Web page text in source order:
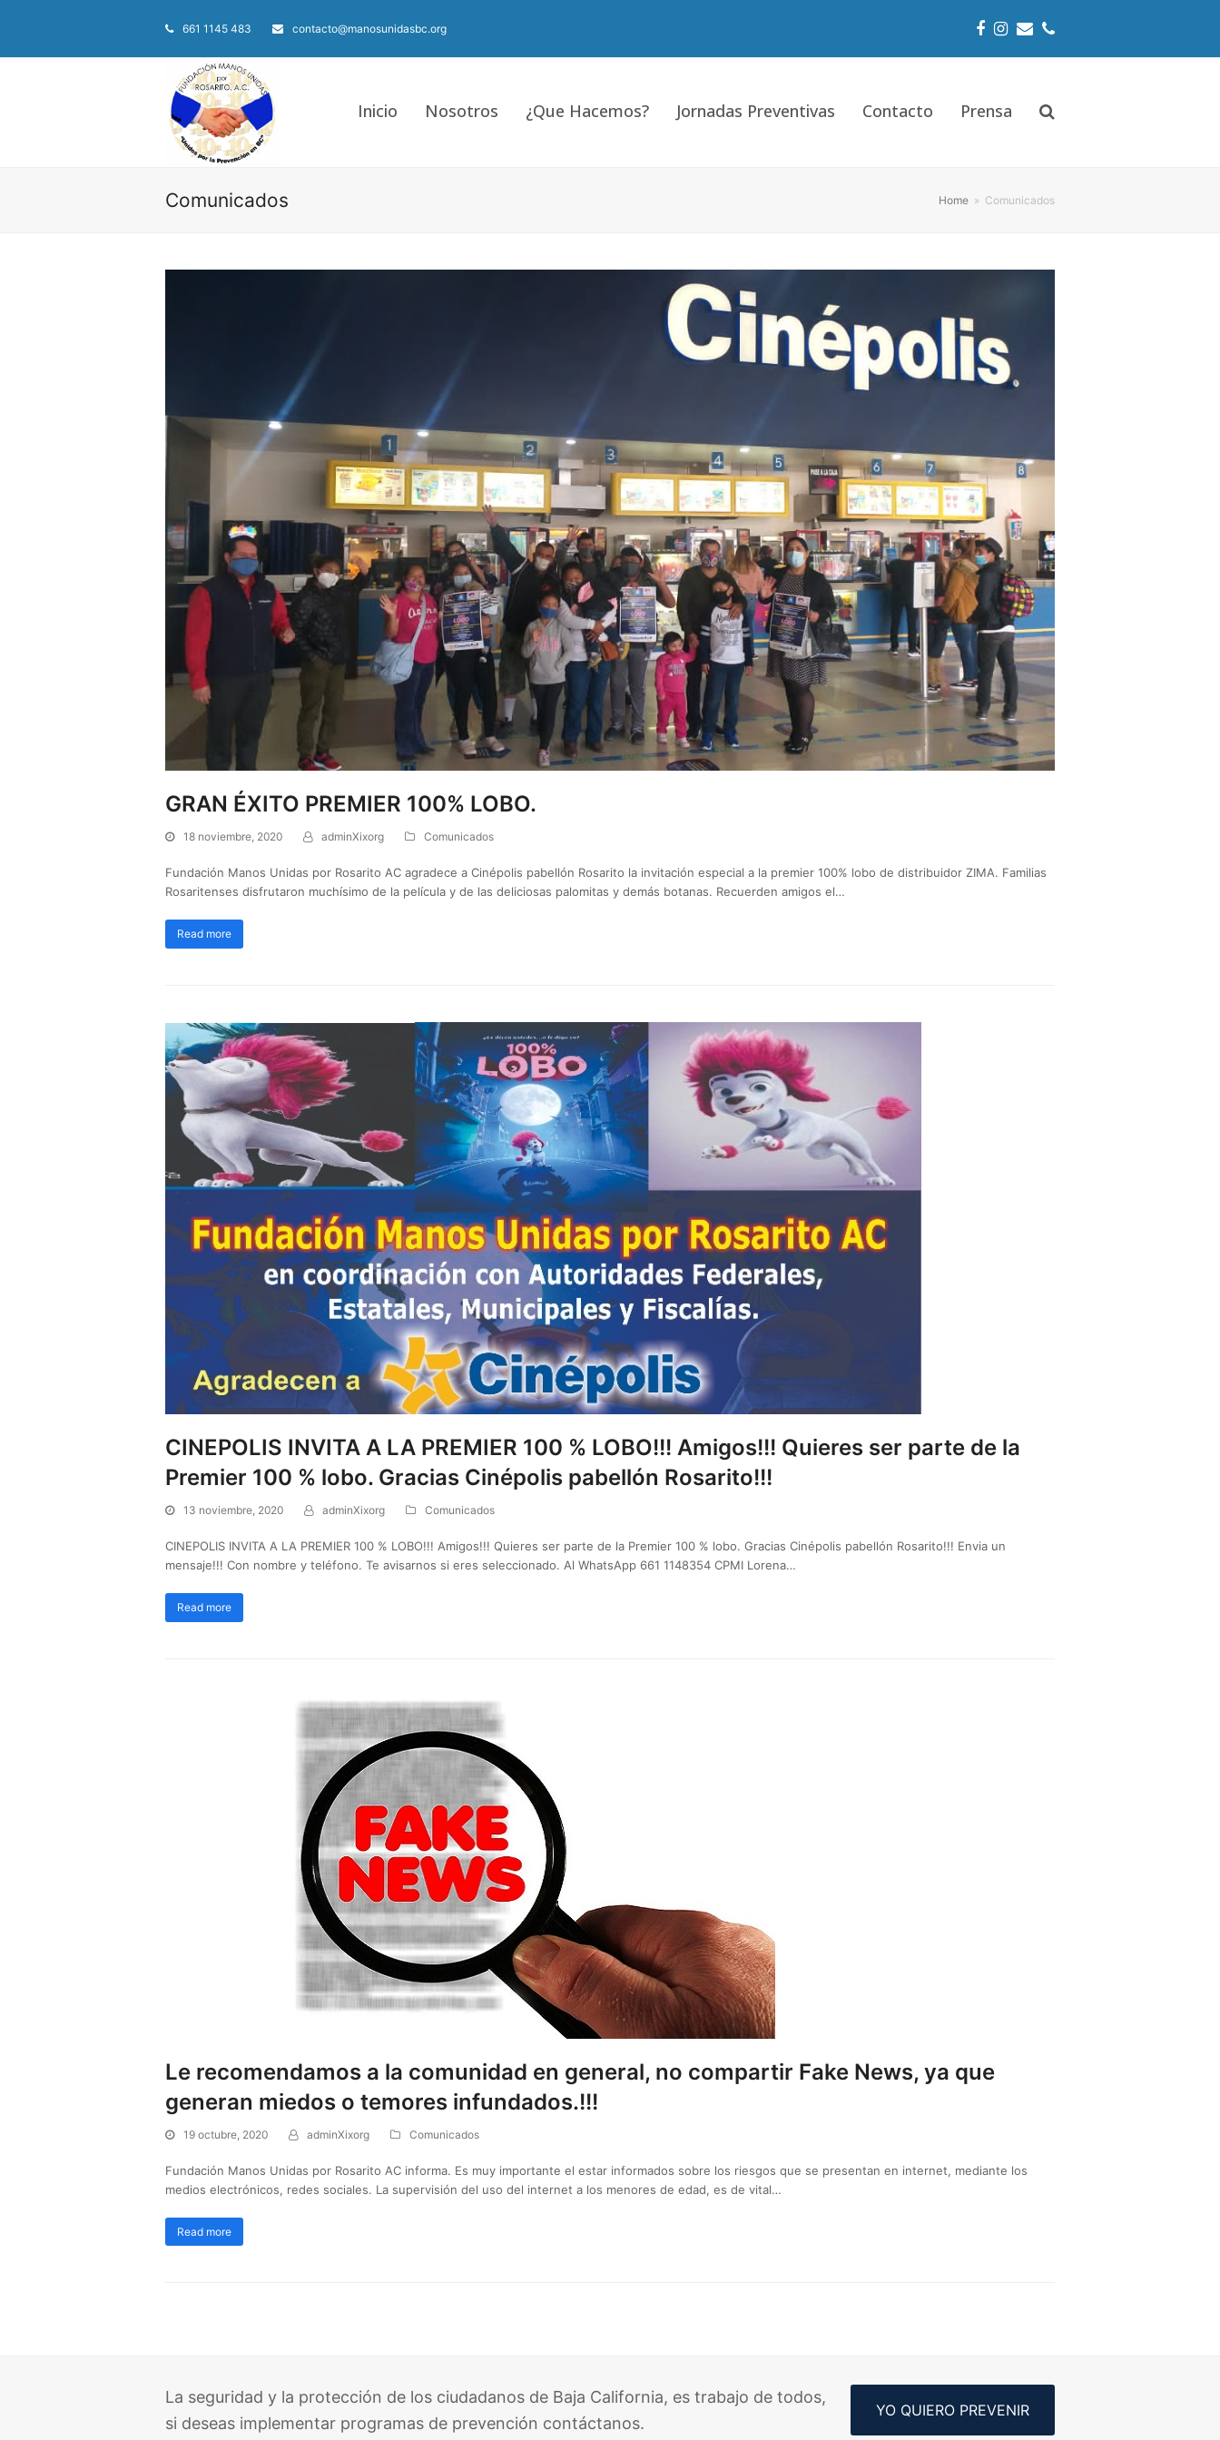
661 1145 483 contacto@manosunidasbc.org Facebook
Instagram
EmailPhone
Inicio Nosotros ¿Que Hacemos? Jornadas Preventivas Contacto Prensa
Comunicados Home » Comunicados
GRAN ÉXITO PREMIER 100% LOBO.
18 noviembre, 2020 adminXixorg Comunicados
Fundación Manos Unidas por Rosarito AC agradece a Cinépolis pabellón Rosarito la invitación especial a la premier 100% lobo de distribuidor ZIMA. Familias
Rosaritenses disfrutaron muchísimo de la película y de las deliciosas palomitas y demás botanas. Recuerden amigos el…
Read more
CINEPOLIS INVITA A LA PREMIER 100 % LOBO!!! Amigos!!! Quieres ser parte de la
Premier 100 % lobo. Gracias Cinépolis pabellón Rosarito!!!
13 noviembre, 2020 adminXixorg Comunicados
CINEPOLIS INVITA A LA PREMIER 100 % LOBO!!! Amigos!!! Quieres ser parte de la Premier 100 % lobo. Gracias Cinépolis pabellón Rosarito!!! Envia un
mensaje!!! Con nombre y teléfono. Te avisarnos si eres seleccionado. Al WhatsApp 661 1148354 CPMI Lorena…
Read more
Le recomendamos a la comunidad en general, no compartir Fake News, ya que
generan miedos o temores infundados.!!!
19 octubre, 2020 adminXixorg Comunicados
Fundación Manos Unidas por Rosarito AC informa. Es muy importante el estar informados sobre los riesgos que se presentan en internet, mediante los
medios electrónicos, redes sociales. La supervisión del uso del internet a los menores de edad, es de vital…
Read more
La seguridad y la protección de los ciudadanos de Baja California, es trabajo de todos,
si deseas implementar programas de prevención contáctanos.
YO QUIERO PREVENIR